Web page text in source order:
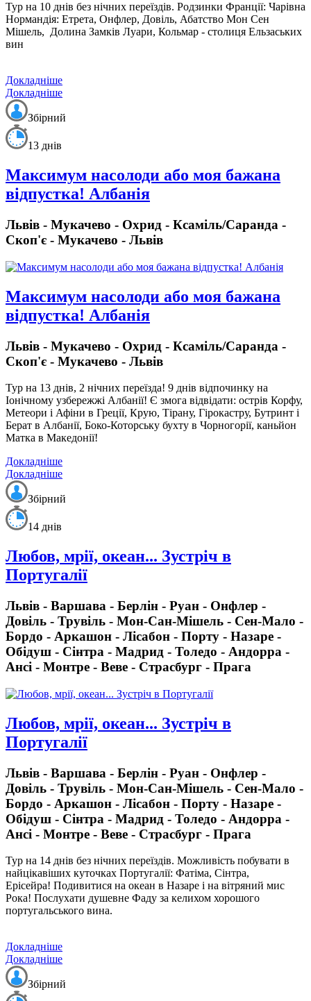
Тур на 10 днів без нічних переїздів. Родзинки Франції: Чарівна
Нормандія: Етрета, Онфлер, Довіль, Абатство Мон Сен
Мішель, Долина Замків Луари, Кольмар - столиця Ельзаських
вин
Докладніше
Докладніше
Збірний
13 днів
Максимум насолоди або моя бажана
відпустка! Албанія
Львів - Мукачево - Охрид - Ксаміль/Саранда -
Скоп'є - Мукачево - Львів
Максимум насолоди або моя бажана
відпустка! Албанія
Львів - Мукачево - Охрид - Ксаміль/Саранда -
Скоп'є - Мукачево - Львів
Тур на 13 днів, 2 нічних переїзда! 9 днів відпочинку на
Іонічному узбережжі Албанії! Є змога відвідати: острів Корфу,
Метеори і Афіни в Греції, Крую, Тірану, Гірокастру, Бутринт і
Берат в Албанії, Боко-Которську бухту в Чорногорії, каньйон
Матка в Македонії!
Докладніше
Докладніше
Збірний
14 днів
Любов, мрії, океан... Зустріч в
Португалії
Львів - Варшава - Берлін - Руан - Онфлер -
Довіль - Трувіль - Мон-Сан-Мішель - Сен-Мало -
Бордо - Аркашон - Лісабон - Порту - Назаре -
Обідуш - Сінтра - Мадрид - Толедо - Андорра -
Ансі - Монтре - Веве - Страсбург - Прага
Любов, мрії, океан... Зустріч в
Португалії
Львів - Варшава - Берлін - Руан - Онфлер -
Довіль - Трувіль - Мон-Сан-Мішель - Сен-Мало -
Бордо - Аркашон - Лісабон - Порту - Назаре -
Обідуш - Сінтра - Мадрид - Толедо - Андорра -
Ансі - Монтре - Веве - Страсбург - Прага
Тур на 14 днів без нічних переїздів. Можливість побувати в
найцікавіших куточках Португалії: Фатіма, Сінтра,
Ерісейра! Подивитися на океан в Назаре і на вітряний мис
Рока! Послухати душевне Фаду за келихом хорошого
португальського вина.
Докладніше
Докладніше
Збірний